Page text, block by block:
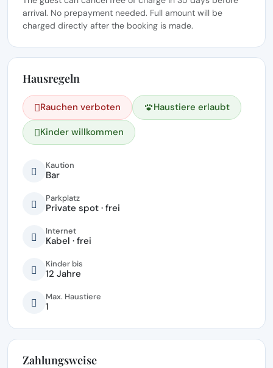
arrival. No prepayment needed. Full amount will be
charged directly after the booking is made.
Hausregeln
Rauchen verboten Haustiere erlaubt
Kinder willkommen
Kaution
Bar
Parkplatz
Private spot · frei
Internet
Kabel · frei
Kinder bis
12 Jahre
Max. Haustiere
1
Zahlungsweise